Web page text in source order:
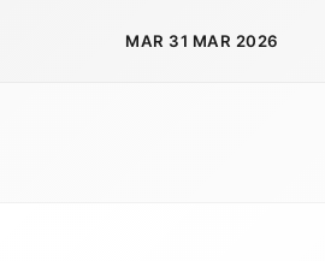
MAR 31 MAR 2026